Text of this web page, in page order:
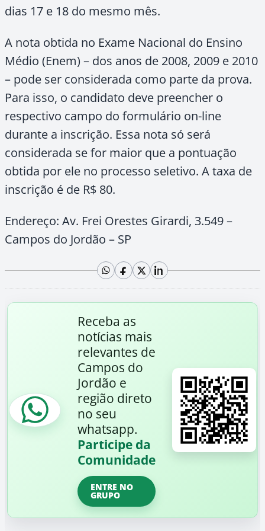
dias 17 e 18 do mesmo mês.
A nota obtida no Exame Nacional do Ensino
Médio (Enem) – dos anos de 2008, 2009 e 2010
– pode ser considerada como parte da prova.
Para isso, o candidato deve preencher o
respectivo campo do formulário on-line
durante a inscrição. Essa nota só será
considerada se for maior que a pontuação
obtida por ele no processo seletivo. A taxa de
inscrição é de R$ 80.
Endereço: Av. Frei Orestes Girardi, 3.549 –
Campos do Jordão – SP
Receba as
notícias mais
relevantes de
Campos do
Jordão e
região direto
no seu
whatsapp.
Participe da
Comunidade
ENTRE NO
GRUPO